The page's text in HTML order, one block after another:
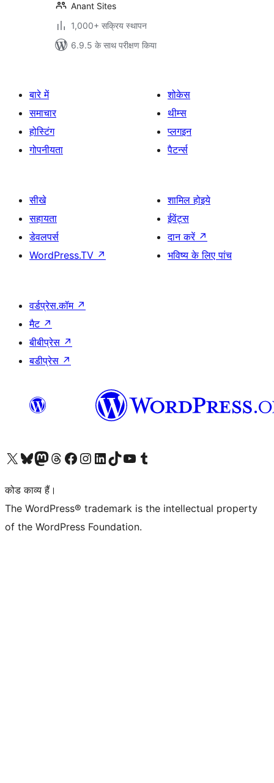
Anant Sites
1,000+ सक्रिय स्थापन
6.9.5 के साथ परीक्षण किया
बारे में
समाचार
होस्टिंग
गोपनीयता
शोकेस
थीम्स
प्लगइन
पैटर्न्स
सीखे
सहायता
डेवलपर्स
WordPress.TV ↗
शामिल होइये
ईवेंट्स
दान करें ↗
भविष्य के लिए पांच
वर्डप्रेस.कॉम ↗
मैट ↗
बीबीप्रेस ↗
बडीप्रेस ↗
Visit our X (formerly Twitter) account
हमारे बलुस्की खाते पर जाएँVisit our Mastodon account
हमारे थ्रेड्स अकाउंट पर जाएंहमारे फेसबुक पेज पर जाएँहमारे इंस्टाग्राम अकाउंट पर जाएंहमारे लिंक्डइन खाते पर जाएँहमारे टिकटॉक खाते पर जाएँहमारे यूट्यूब चैनल पर जाएंहमारे Tumblr खाते पर जाएँ
कोड काव्य हैं।
The WordPress® trademark is the intellectual property
of the WordPress Foundation.